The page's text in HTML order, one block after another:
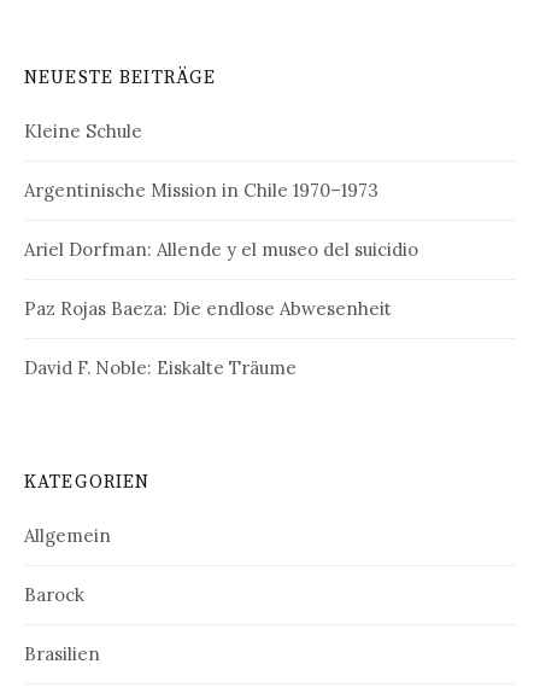
NEUESTE BEITRÄGE
Kleine Schule
Argentinische Mission in Chile 1970–1973
Ariel Dorfman: Allende y el museo del suicidio
Paz Rojas Baeza: Die endlose Abwesenheit
David F. Noble: Eiskalte Träume
KATEGORIEN
Allgemein
Barock
Brasilien